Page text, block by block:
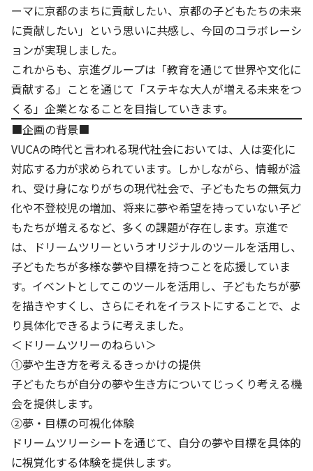
Kyoshin Digital Academy
卓越した安全・安心を目指して
基本方針
安全と安心への取り組み
安全・安心にお通いいただくために
活動報告
お客様相談センター
メッセージアーカイブス
ーマに京都のまちに貢献したい、京都の子どもたちの未来
に貢献したい」という思いに共感し、今回のコラボレーシ
ョンが実現しました。
これからも、京進グループは「教育を通じて世界や文化に
貢献する」ことを通じて「ステキな大人が増える未来をつ
くる」企業となることを目指していきます。
■企画の背景■
VUCAの時代と言われる現代社会においては、人は変化に
対応する力が求められています。しかしながら、情報が溢
れ、受け身になりがちの現代社会で、子どもたちの無気力
化や不登校児の増加、将来に夢や希望を持っていない子ど
もたちが増えるなど、多くの課題が存在します。京進で
は、ドリームツリーというオリジナルのツールを活用し、
子どもたちが多様な夢や目標を持つことを応援していま
す。イベントとしてこのツールを活用し、子どもたちが夢
を描きやすくし、さらにそれをイラストにすることで、よ
り具体化できるように考えました。
＜ドリームツリーのねらい＞
①夢や生き方を考えるきっかけの提供
子どもたちが自分の夢や生き方についてじっくり考える機
会を提供します。
②夢・目標の可視化体験
ドリームツリーシートを通じて、自分の夢や目標を具体的
に視覚化する体験を提供します。